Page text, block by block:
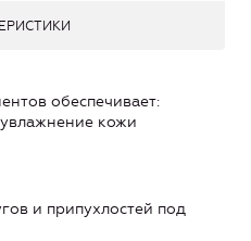
обеспечивает:
кожи
и припухлостей под